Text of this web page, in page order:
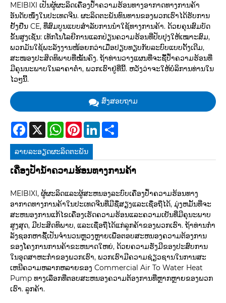
MEIBIXI ເປັນຜູ້ຜະລິດເຄື່ອງປ້ຳຄວາມຮ້ອນທາງອາກາດທາງການຄ້າ
ອັນດັບໜຶ່ງໃນປະເທດຈີນ. ຜະລິດຕະພັນທົນທານຂອງພວກເຮົາໄດ້ຮັບການ
ຢັ້ງຢືນ CE, ທີ່ສົມບູນແບບສໍາລັບການນໍາໃຊ້ທາງການຄ້າ. ດ້ວຍຄຸນສົມບັດ
ຂັ້ນສູງເຊັ່ນ: ເທັກໂນໂລຍີການແລກປ່ຽນຄວາມຮ້ອນທີ່ປັບປຸງໃຫ້ເໝາະສົມ,
ພວກມັນໃຊ້ພະລັງງານໜ້ອຍກວ່າເມື່ອປຽບທຽບກັບລະບົບແບບດັ້ງເດີມ,
ສະໜອງປະສິດທິພາບທີ່ໝັ້ນຄົງ. ຖ້າທ່ານວາງແຜນທີ່ຈະຊື້ປໍ້າຄວາມຮ້ອນທີ່
ມີຄຸນນະພາບໃນລາຄາຕໍ່າ, ພວກເຮົາຢູ່ທີ່ນີ້. ຫວັງວ່າຈະໃຫ້ບໍລິການທ່ານໃນ
ໄວໆນີ້.
ສົ່ງສອບຖາມ
Facebook
X WhatsAppPinterestLinkedIn
ລາຍ​ລະ​ອຽດ​ຜະ​ລິດ​ຕະ​ພັນ
ເຄື່ອງປ້ຳນ້ຳຄວາມຮ້ອນທາງການຄ້າ
MEIBIXI, ຜູ້ຜະລິດແລະຜູ້ສະຫນອງລະບົບເຄື່ອງປໍ້າຄວາມຮ້ອນທາງ
ອາກາດທາງການຄ້າໃນປະເທດຈີນທີ່ມີຊື່ສຽງແລະເຊື່ອຖືໄດ້, ມຸ່ງຫມັ້ນທີ່ຈະ
ສະຫນອງການແກ້ໄຂເຄື່ອງເຮັດຄວາມຮ້ອນແລະຄວາມເຢັນທີ່ມີຄຸນະພາບ
ສູງສຸດ, ມີປະສິດທິພາບ, ແລະເຊື່ອຖືໄດ້ແກ່ລູກຄ້າຂອງພວກເຮົາ. ຖ້າທ່ານກໍາ
ລັງຊອກຫາຊື້ເປັນຈໍານວນຫຼວງຫຼາຍເພື່ອຕອບສະຫນອງຄວາມຕ້ອງການ
ຂອງໂຄງການການຄ້າຂະຫນາດໃຫຍ່, ດ້ວຍຄວາມຮັ່ງມີຂອງປະສົບການ
ໃນອຸດສາຫະກໍາຂອງພວກເຮົາ, ພວກເຮົາມີຄວາມຊ່ຽວຊານໃນການສະ
ເຫນີຄວາມຫລາກຫລາຍຂອງ Commercial Air To Water Heat
Pump ທາງເລືອກທີ່ຕອບສະຫນອງຄວາມຕ້ອງການທີ່ຫຼາກຫຼາຍຂອງພວກ
ເຮົາ. ລູກຄ້າ.